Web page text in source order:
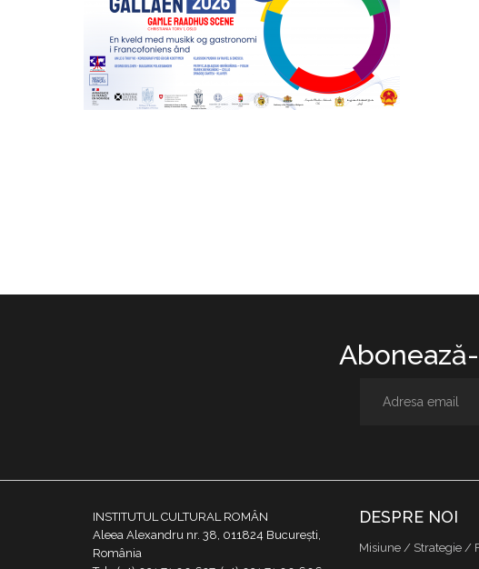
INSTITUTUL CULTURAL ROMÂN
Aleea Alexandru nr. 38, 011824 București,
România
DESPRE NOI
Misiune / Strategie /